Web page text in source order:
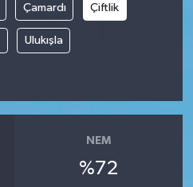
Çamardı Çiftlik
Ulukışla
NEM
%72